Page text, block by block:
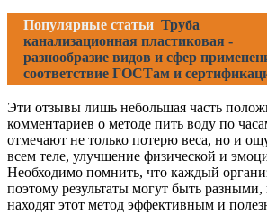
Популярные статьи Труба
канализационная пластиковая -
разнообразие видов и сфер
соответствие ГОСТам и
Эти отзывы лишь небольшая часть
комментариев о методе пить воду по
отмечают не только потерю веса, но и
всем теле, улучшение физической и
Необходимо помнить, что каждый
поэтому результаты могут быть
находят этот метод эффективным и